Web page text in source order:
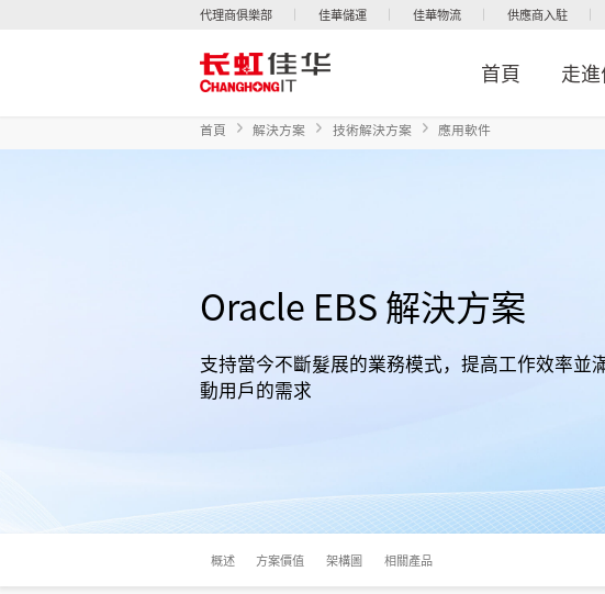
代理商俱樂部 佳華儲運 佳華物流 供應商入駐
首頁 走
首頁 解決方案 技術解決方案 應用軟件
Oracle EBS 解決方案
支持當今不斷髮展的業務模式，提高工作效率並
動用戶的需求
概述 方案價值 架構圖 相關產品